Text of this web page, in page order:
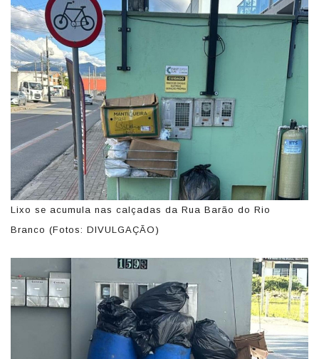
Lixo se acumula nas calçadas da Rua Barão do Rio
Branco (Fotos: DIVULGAÇÃO)